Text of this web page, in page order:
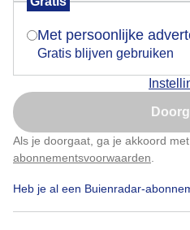
Met persoonlijke
Gratis blijven gebruiken
Als je doorgaat, ga je akkoord
abonnementsvoorwaarden
Heb je al een Buienradar-
En weer veel bewolking bij
een frisse wind
Is goed,
Nu niet,
Klik hierom dit